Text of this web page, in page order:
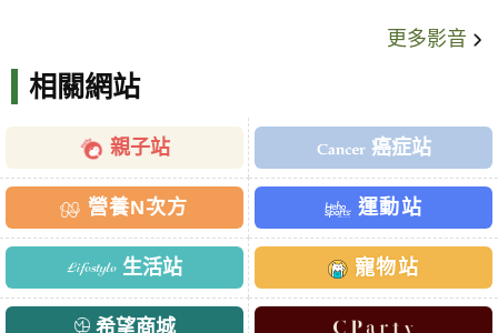
更多影音
相關網站
親子站 癌症站
營養N次方 運動站
生活站 寵物站
希望商城